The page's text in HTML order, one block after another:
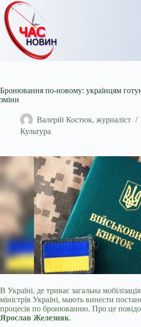
Перейти
до
вмісту
Бронювання по-новому: українцям
зміни
Валерій Костюк, журналіст
Культура
В Україні, де триває загальна
міністрів Україні, мають винести
процесів по бронюванню. Про це
Ярослав Железняк.